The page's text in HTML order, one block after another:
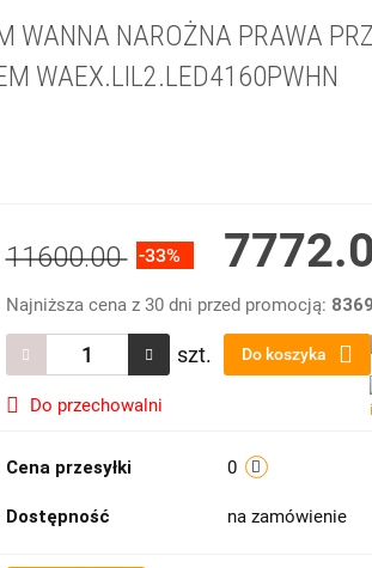
WANNA NAROŻNA PRAWA
WAEX.LIL2.LED4160PWHN
11600.00 -33%
Najniższa cena z 30 dni przed promocją:
szt. Do koszyka
Do przechowalni
Cena przesyłki 0
Dostępność na zamówienie